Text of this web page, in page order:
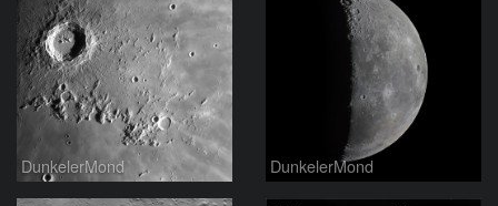
DunkelerMond DunkelerMond